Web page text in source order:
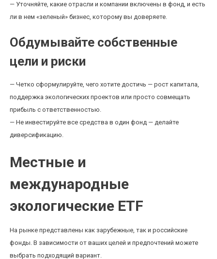
— Уточняйте, какие отрасли и компании включены в фонд, и есть
ли в нем «зеленый» бизнес, которому вы доверяете.
Обдумывайте собственные
цели и риски
— Четко сформулируйте, чего хотите достичь — рост капитала,
поддержка экологических проектов или просто совмещать
прибыль с ответственностью.
— Не инвестируйте все средства в один фонд — делайте
диверсификацию.
Местные и
международные
экологические ETF
На рынке представлены как зарубежные, так и российские
фонды. В зависимости от ваших целей и предпочтений можете
выбрать подходящий вариант.